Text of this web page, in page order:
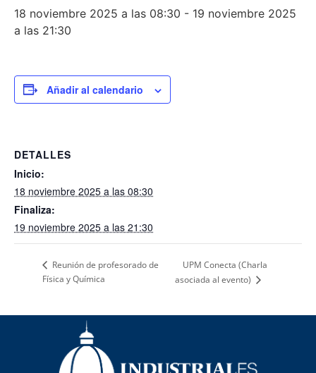
18 noviembre 2025 a las 08:30 - 19 noviembre 2025
a las 21:30
Añadir al calendario
DETALLES
Inicio:
18 noviembre 2025 a las 08:30
Finaliza:
19 noviembre 2025 a las 21:30
Reunión de profesorado de
Física y Química
UPM Conecta (Charla
asociada al evento)